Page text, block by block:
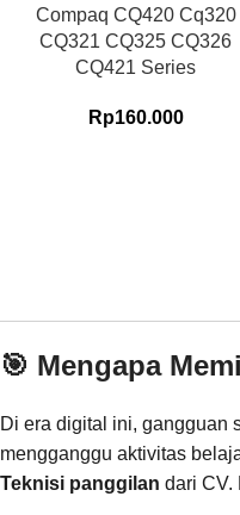
Compaq CQ420 Cq320
CQ321 CQ325 CQ326
CQ421 Series
Rp160.000
🎯 Mengapa
Di era digital ini, gangguan
mengganggu aktivitas
Teknisi panggilan dari CV.